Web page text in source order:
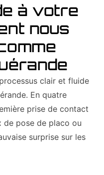
à votre
nous
clair et fluide
En quatre
prise de contact
de pose de placo ou
surprise sur les